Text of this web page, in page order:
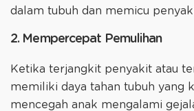
dalam tubuh dan memicu
2. Mempercepat Pemulihan
Ketika terjangkit penyakit atau
memiliki daya tahan tubuh yang
mencegah anak mengalami